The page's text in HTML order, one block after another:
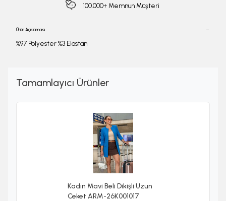
100.000+ Memnun Müşteri
Ürün Açıklaması
%97 Polyester %3 Elastan
Tamamlayıcı Ürünler
Kadın Mavi Beli Dikişli Uzun
Ceket ARM-26K001017